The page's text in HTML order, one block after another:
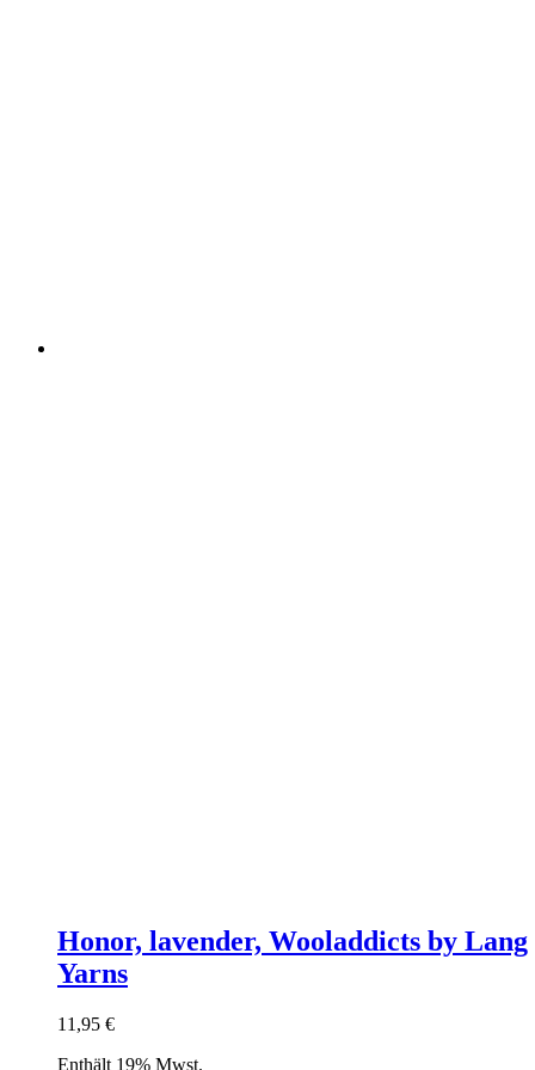
Honor, lavender, Wooladdicts by Lang
Yarns
11,95 €
Enthält 19% Mwst.